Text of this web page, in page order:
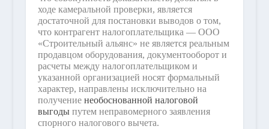
ходе камеральной проверки, является
достаточной для постановки выводов о том,
что контрагент налогоплательщика — ООО
«Строительный альянс» не является реальным
продавцом оборудования, документооборот и
расчеты между налогоплательщиком и
указанной организацией носят формальный
характер, направлены исключительно на
получение необоснованной налоговой
выгодыпутем неправомерного заявления
спорного налогового вычета.